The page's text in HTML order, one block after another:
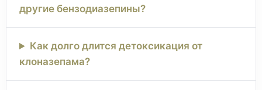
другие бензодиазепины?
Как долго длится детоксикация от
клоназепама?